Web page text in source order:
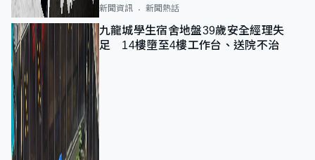
新聞資訊 新聞熱話
九龍城學生宿舍地盤39歲安全經理失
足 14樓墮至4樓工作台、送院不治